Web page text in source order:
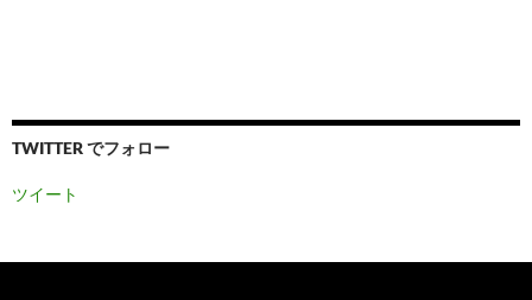
TWITTER でフォロー
ツイート